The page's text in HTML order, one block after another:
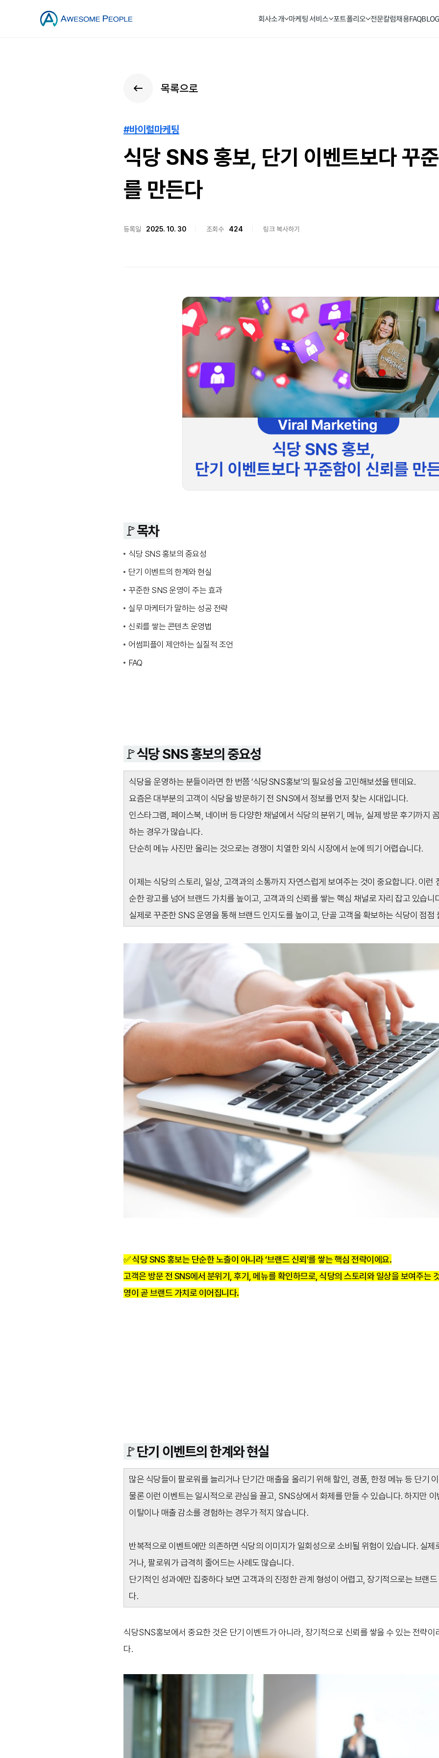
회사소개 마케팅 서비스 포트폴리오 전문칼럼채용FAQBLOG
목록으로
#바이럴마케팅
식당 SNS 홍보, 단기 이벤트보다 꾸
를 만든다
등록일 2025. 10. 30 조회수 424 링크 복사하기
🚩목차
식당 SNS 홍보의 중요성
단기 이벤트의 한계와 현실
꾸준한 SNS 운영이 주는 효과
실무 마케터가 말하는 성공 전략
신뢰를 쌓는 콘텐츠 운영법
어썸피플이 제안하는 실질적 조언
FAQ
🚩식당 SNS 홍보의 중요성
식당을 운영하는 분들이라면 한 번쯤 ‘식당SNS홍보’의 필요성을 고민해보셨을 텐데요.
요즘은 대부분의 고객이 식당을 방문하기 전 SNS에서 정보를 먼저 찾는 시대입니다.
인스타그램, 페이스북, 네이버 등 다양한 채널에서 식당의 분위기, 메뉴, 실제 방문 후기까지
하는 경우가 많습니다.
단순히 메뉴 사진만 올리는 것으로는 경쟁이 치열한 외식 시장에서 눈에 띄기 어렵습니다.
이제는 식당의 스토리, 일상, 고객과의 소통까지 자연스럽게 보여주는 것이 중요합니다. 이런
순한 광고를 넘어 브랜드 가치를 높이고, 고객과의 신뢰를 쌓는 핵심 채널로 자리 잡고 있습니
실제로 꾸준한 SNS 운영을 통해 브랜드 인지도를 높이고, 단골 고객을 확보하는 식당이 점점
✅식당 SNS 홍보는 단순한 노출이 아니라 ‘브랜드 신뢰’를 쌓는 핵심 전략이에요.
고객은 방문 전 SNS에서 분위기, 후기, 메뉴를 확인하므로, 식당의 스토리와 일상을 보여주는
영이 곧 브랜드 가치로 이어집니다.
🚩단기 이벤트의 한계와 현실
많은 식당들이 팔로워를 늘리거나 단기간 매출을 올리기 위해 할인, 경품, 한정 메뉴 등 단기
물론 이런 이벤트는 일시적으로 관심을 끌고, SNS상에서 화제를 만들 수 있습니다. 하지만
이탈이나 매출 감소를 경험하는 경우가 적지 않습니다.
반복적으로 이벤트에만 의존하면 식당의 이미지가 일회성으로 소비될 위험이 있습니다. 실제
거나, 팔로워가 급격히 줄어드는 사례도 많습니다.
단기적인 성과에만 집중하다 보면 고객과의 진정한 관계 형성이 어렵고, 장기적으로는 브랜
다.
식당SNS홍보에서 중요한 것은 단기 이벤트가 아니라, 장기적으로 신뢰를 쌓을 수 있는 전략이
다.